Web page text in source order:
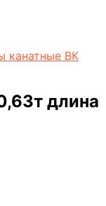
канатные ВК
длина